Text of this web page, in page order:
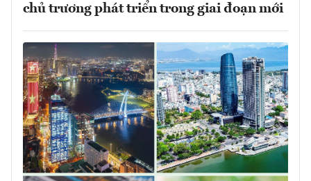
chủ trương phát triển trong giai đoạn mới